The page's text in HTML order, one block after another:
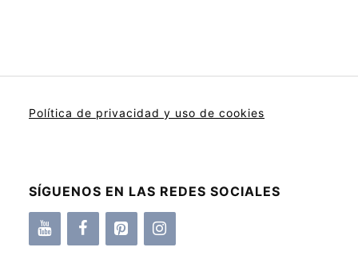
Política de privacidad y uso de cookies
SÍGUENOS EN LAS REDES SOCIALES